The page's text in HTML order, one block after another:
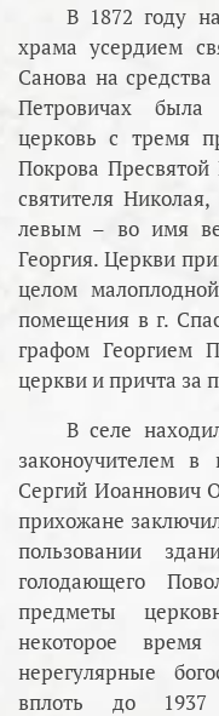
В 1872 году
храма усердием
Санова на
Петровичах была
церковь с тремя
Покрова
святителя
левым – во имя
Георгия. Церкви
целом
помещения в г.
графом Георгием
церкви и причта за
В селе
законоучителем
Сергий Иоаннович
прихожане
пользовании
голодающего
предметы
некоторое время
нерегулярные
вплоть до